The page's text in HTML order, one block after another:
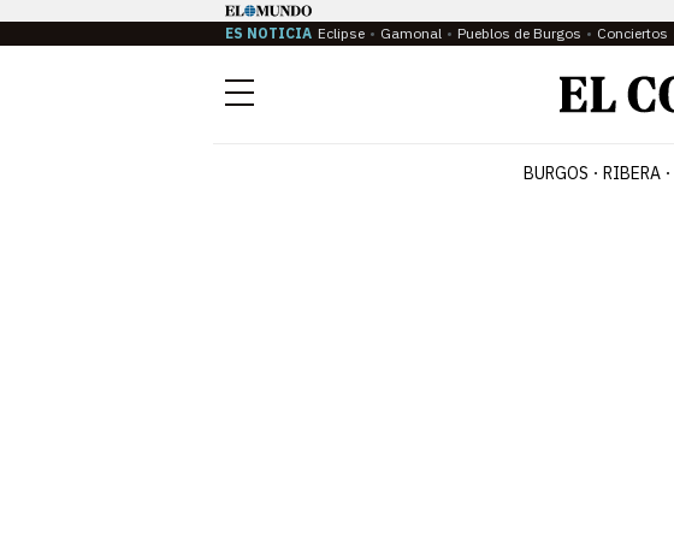
ES NOTICIA Eclipse Gamonal Pueblos de Burgos Conciertos
Menú
BURGOS RIBERA